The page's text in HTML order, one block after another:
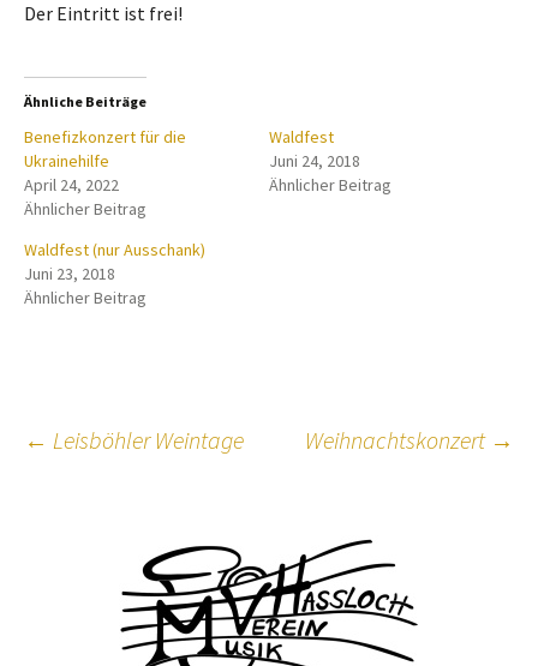
Der Eintritt ist frei!
Ähnliche Beiträge
Benefizkonzert für die
Ukrainehilfe
April 24, 2022
Ähnlicher Beitrag
Waldfest
Juni 24, 2018
Ähnlicher Beitrag
Waldfest (nur Ausschank)
Juni 23, 2018
Ähnlicher Beitrag
Beitragsnavigation
← Leisböhler Weintage Weihnachtskonzert →